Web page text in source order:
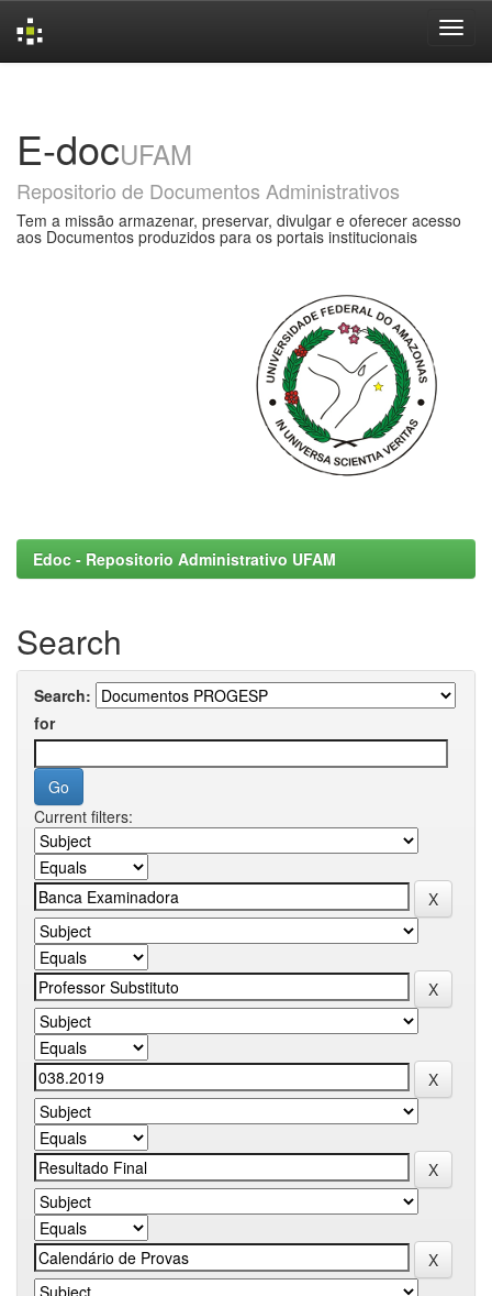
E-docUFAM
Repositorio de Documentos Administrativos
Tem a missão armazenar, preservar, divulgar e oferecer acesso
aos Documentos produzidos para os portais institucionais
Edoc - Repositorio Administrativo UFAM
Search
Search:
for
Current filters: